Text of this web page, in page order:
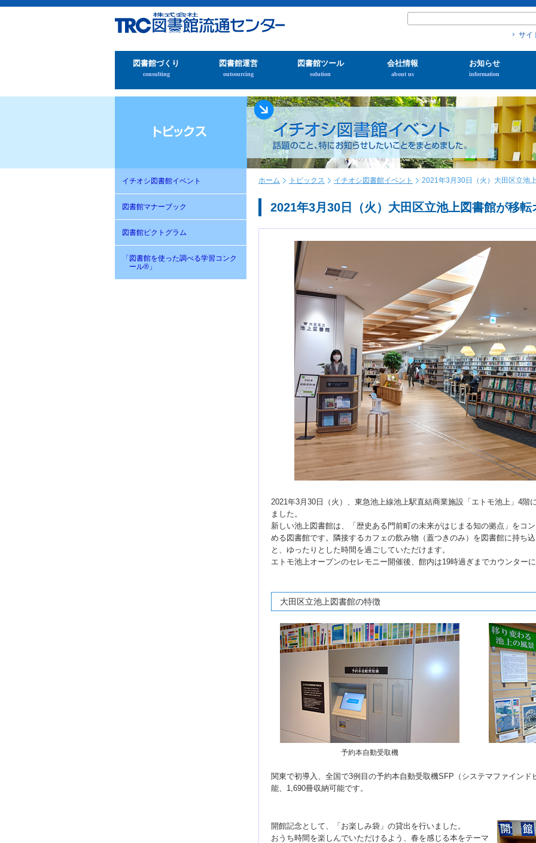
サイ
図書館づくり
consulting
図書館運営
outsourcing
図書館ツール
solution
会社情報
about us
お知らせ
information
イチオシ図書館イベント
図書館マナーブック
図書館ピクトグラム
「図書館を使った調べる学習コンク
ール®」
ホーム トピックス イチオシ図書館イベント 2021年3月30日（火）大田区立池
2021年3月30日（火）大田区立池上図書館が移
2021年3月30日（火）、東急池上線池上駅直結商業施設「エトモ池上」4階
ました。
新しい池上図書館は、「歴史ある門前町の未来がはじまる知の拠点」をコ
める図書館です。隣接するカフェの飲み物（蓋つきのみ）を図書館に持ち
と、ゆったりとした時間を過ごしていただけます。
エトモ池上オープンのセレモニー開催後、館内は19時過ぎまでカウンター
大田区立池上図書館の特徴
予約本自動受取機
関東で初導入、全国で3例目の予約本自動受取機SFP（システマファイン
能、1,690冊収納可能です。
開館記念として、「お楽しみ袋」の貸出を行いました。
おうち時間を楽しんでいただけるよう、春を感じる本をテーマ